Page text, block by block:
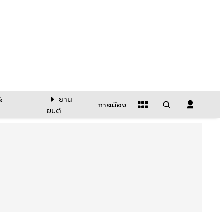
ยาน
ยนต์
การเมือง